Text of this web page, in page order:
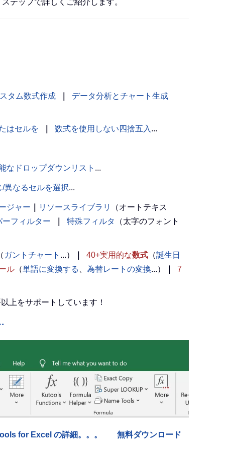
タム数式作成
データ分析とチャート生成
はセルを 数式を使用しない四捨五入 ...
なドロップダウンリスト ...
/異なるセルを選択...
ジャー リソースライブラリ
（オートテキス
ーフィルター 特殊フィルタ
（太字のフォント
ガントチャート ...） 40+実用的な数式 （誕生日
ル （単語に変換する 為替レートの変換...）
7
上をサポートしています！
for Excel の詳細。。。 無料ダウンロード